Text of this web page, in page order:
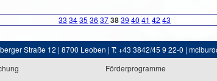
33 3435 36 373839 40 41 42 43
Straße 12 | 8700 Leoben | T: +43 3842/45 9 22-0 |
Förderprogramme